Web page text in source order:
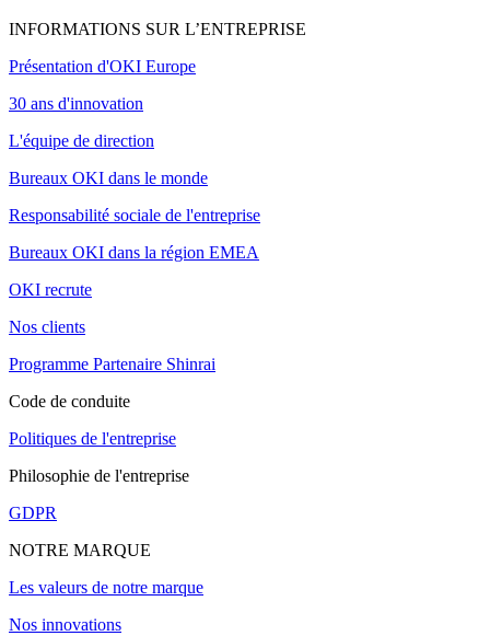
INFORMATIONS SUR L’ENTREPRISE
Présentation d'OKI Europe
30 ans d'innovation
L'équipe de direction
Bureaux OKI dans le monde
Responsabilité sociale de l'entreprise
Bureaux OKI dans la région EMEA
OKI recrute
Nos clients
Programme Partenaire Shinrai
Code de conduite
Politiques de l'entreprise
Philosophie de l'entreprise
GDPR
NOTRE MARQUE
Les valeurs de notre marque
Nos innovations